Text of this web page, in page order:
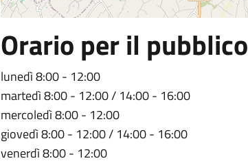
Orario per il pubblico
lunedì 8:00 - 12:00
martedì 8:00 - 12:00 / 14:00 - 16:00
mercoledì 8:00 - 12:00
giovedì 8:00 - 12:00 / 14:00 - 16:00
venerdì 8:00 - 12:00